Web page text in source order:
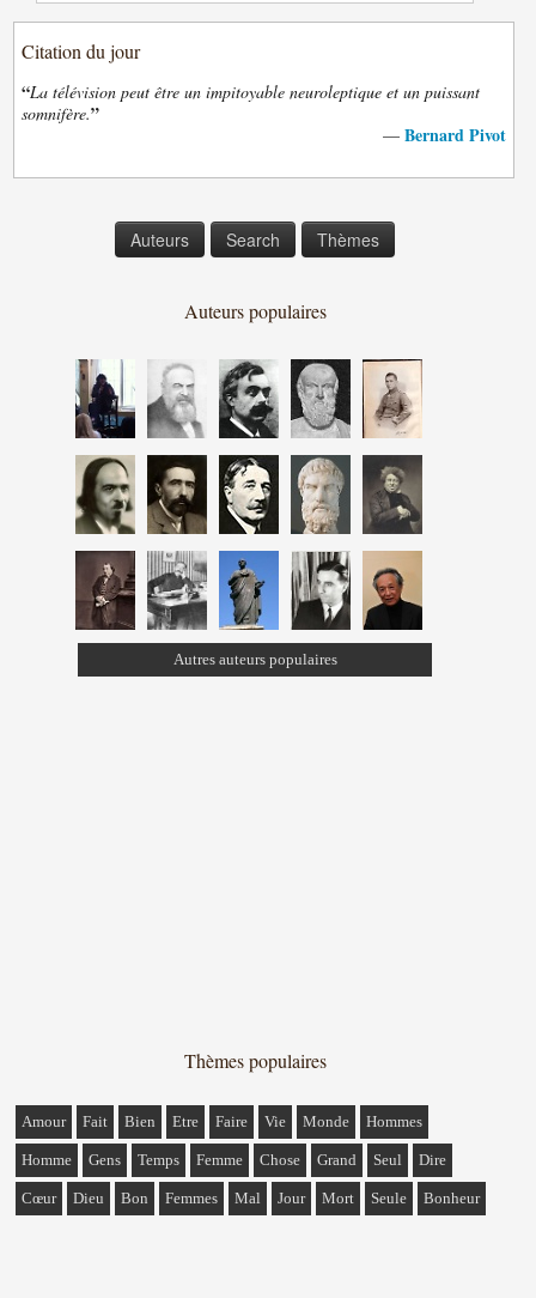
Citation du jour
“La télévision peut être un impitoyable neuroleptique et un puissant
somnifère.”
— Bernard Pivot
Auteurs Search Thèmes
Auteurs populaires
Autres auteurs populaires
Thèmes populaires
Amour Fait Bien Etre Faire Vie Monde Hommes
Homme Gens Temps Femme Chose Grand Seul Dire
Cœur Dieu Bon Femmes Mal Jour Mort Seule Bonheur